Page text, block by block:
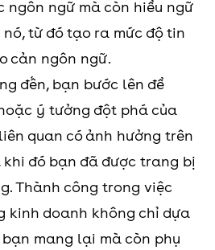
ngôn ngữ mà còn hiểu ngữ
từ đó tạo ra mức độ tin
cản ngôn ngữ.
đến, bạn bước lên để
ý tưởng đột phá của
quan có ảnh hưởng trên
đó bạn đã được trang bị
Thành công trong việc
kinh doanh không chỉ dựa
mang lại mà còn phụ